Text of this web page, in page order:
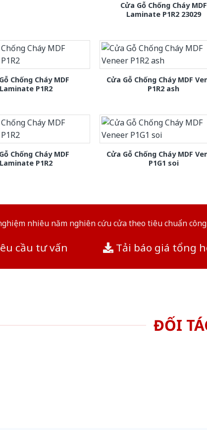
Cửa Gỗ Chống Cháy MDF
Laminate P1R2 23029
Chống Cháy MDF
Laminate P1R2
Cửa Gỗ Chống Cháy MDF
P1R2 ash
Chống Cháy MDF
Laminate P1R2
Cửa Gỗ Chống Cháy MDF
P1G1 soi
nhiêu năm nghiên cứu cửa theo tiêu chuẩn
cầu tư vấn Tải báo giá tổng
ĐỐI